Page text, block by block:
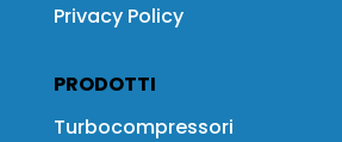
Privacy Policy
PRODOTTI
Turbocompressori